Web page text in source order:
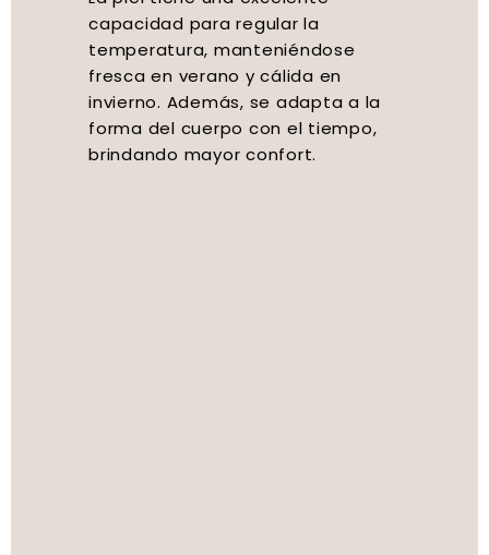
capacidad para regular la
temperatura, manteniéndose
fresca en verano y cálida en
invierno. Además, se adapta a la
forma del cuerpo con el tiempo,
brindando mayor confort.